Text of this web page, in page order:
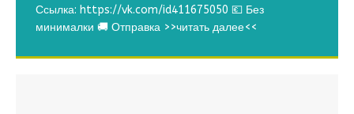
Ссылка: https://vk.com/id411675050 💶 Без
минималки 🚚 Отправка >>читать далее<<